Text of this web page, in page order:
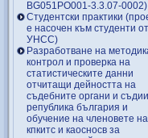
BG051PO001-3.3.07-0002)
Студентски практики
е насочен към студенти от
УНСС)
Разработване на
контрол и проверка на
статистическите данни
отчитащи дейността на
съдебните органи и
република българия и
обучение на членовете на
кпкитс и каосносв за